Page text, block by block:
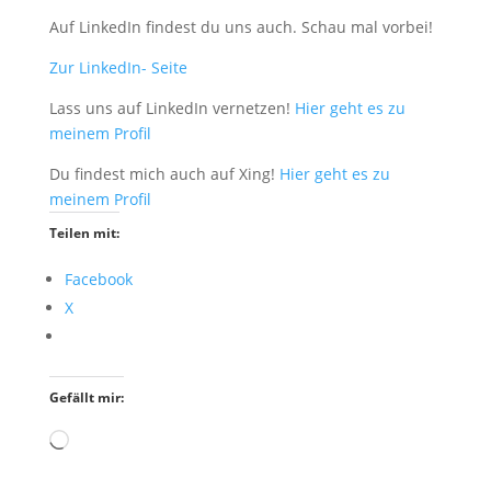
Auf LinkedIn findest du uns auch. Schau mal vorbei!
Zur LinkedIn- Seite
Lass uns auf LinkedIn vernetzen! Hier geht es zu
meinem Profil
Du findest mich auch auf Xing! Hier geht es zu
meinem Profil
Teilen mit:
Facebook
X
Gefällt mir:
Wird